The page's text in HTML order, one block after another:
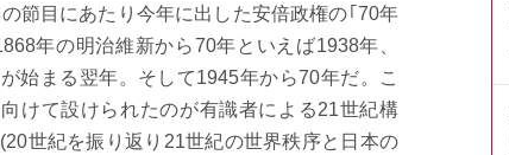
節目にあたり今年に出した安倍政権の｢70年
年の明治維新から70年といえば1938年、
始まる翌年。そして1945年から70年だ。こ
けて設けられたのが有識者による21世紀構
世紀を振り返り21世紀の世界秩序と日本の